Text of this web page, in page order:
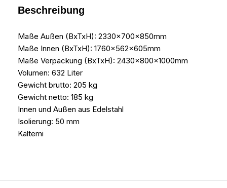
Beschreibung
Maße Außen (BxTxH): 2330x700x850mm
Maße Innen (BxTxH): 1760x562x605mm
Maße Verpackung (BxTxH): 2430x800x1000mm
Volumen: 632 Liter
Gewicht brutto: 205 kg
Gewicht netto: 185 kg
Innen und Außen aus Edelstahl
Isolierung: 50 mm
Kältemi